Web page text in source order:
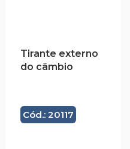
Tirante externo
do câmbio
Cód.: 20117